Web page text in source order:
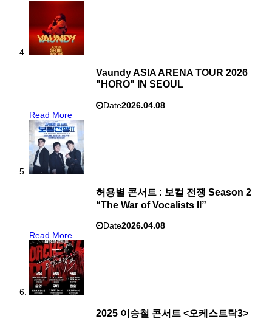
Vaundy ASIA ARENA TOUR 2026
"HORO" IN SEOUL
Date2026.04.08
Read More
허용별 콘서트 : 보컬 전쟁 Season 2
“The War of Vocalists II”
Date2026.04.08
Read More
2025 이승철 콘서트 <오케스트락3>